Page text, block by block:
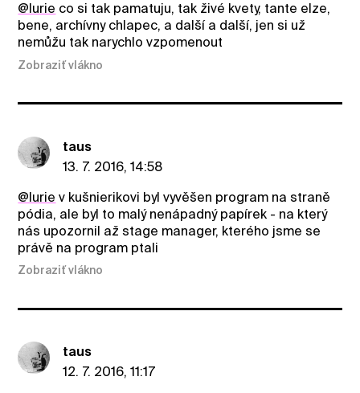
@lurie co si tak pamatuju, tak živé kvety, tante elze,
bene, archívny chlapec, a další a další, jen si už
nemůžu tak narychlo vzpomenout
Zobraziť vlákno
taus
13. 7. 2016, 14:58
@lurie v kušnierikovi byl vyvěšen program na straně
pódia, ale byl to malý nenápadný papírek - na který
nás upozornil až stage manager, kterého jsme se
právě na program ptali
Zobraziť vlákno
taus
12. 7. 2016, 11:17